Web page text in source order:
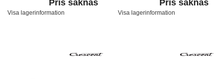
Pris saknas
Visa lagerinformation
Pris saknas
Visa lagerinformation